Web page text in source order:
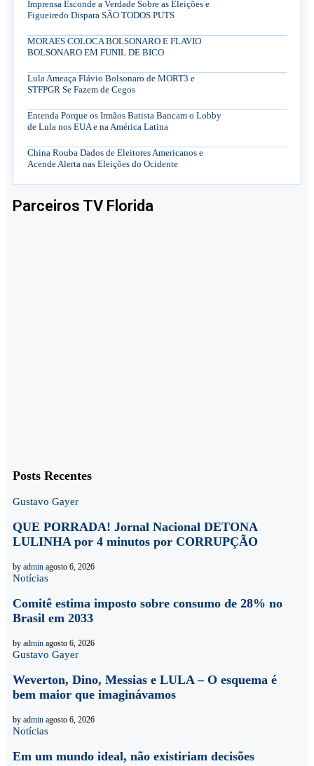
Imprensa Esconde a Verdade Sobre as Eleições e
Figueiredo Dispara SÃO TODOS PUTS
MORAES COLOCA BOLSONARO E FLAVIO
BOLSONARO EM FUNIL DE BICO
Lula Ameaça Flávio Bolsonaro de MORT3 e
STFPGR Se Fazem de Cegos
Entenda Porque os Irmãos Batista Bancam o Lobby
de Lula nos EUA e na América Latina
China Rouba Dados de Eleitores Americanos e
Acende Alerta nas Eleições do Ocidente
Parceiros TV Florida
Posts Recentes
Gustavo Gayer
QUE PORRADA! Jornal Nacional DETONA
LULINHA por 4 minutos por CORRUPÇÃO
by admin agosto 6, 2026
Notícias
Comitê estima imposto sobre consumo de 28% no
Brasil em 2033
by admin agosto 6, 2026
Gustavo Gayer
Weverton, Dino, Messias e LULA – O esquema é
bem maior que imaginávamos
by admin agosto 6, 2026
Notícias
Em um mundo ideal, não existiriam decisões